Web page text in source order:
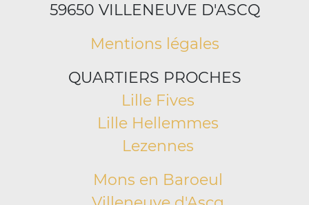
59650 VILLENEUVE D'ASCQ
Mentions légales
QUARTIERS PROCHES
Lille Fives
Lille Hellemmes
Lezennes
Mons en Baroeul